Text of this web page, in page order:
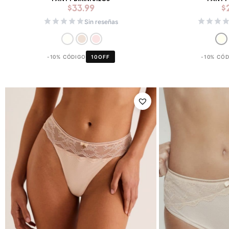
$33.99
Sin reseñas
-10% CÓDIGO 10OFF
$
-10%